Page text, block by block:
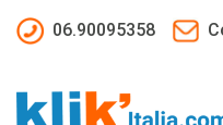
06.90095358